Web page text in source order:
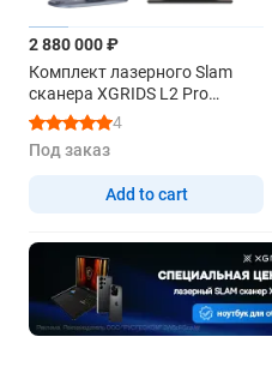
2 880 000 ₽
Комплект лазерного Slam
сканера XGRIDS L2 Pro
16/120 RTK Survey Grade с
аксессуарами и
устройствами для обработки
4
Под заказ
Add to cart